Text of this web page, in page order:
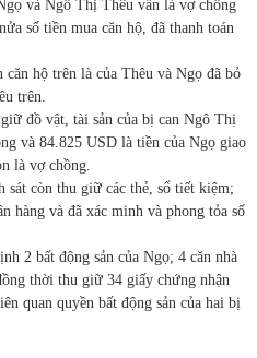
và Ngô Thị Thêu vẫn là vợ chồng
số tiền mua căn hộ, đã thanh toán
hộ trên là của Thêu và Ngọ đã bỏ
trên.
đồ vật, tài sản của bị can Ngô Thị
và 84.825 USD là tiền của Ngọ giao
là vợ chồng.
sát còn thu giữ các thẻ, sổ tiết kiệm;
hàng và đã xác minh và phong tỏa số
2 bất động sản của Ngọ; 4 căn nhà
thời thu giữ 34 giấy chứng nhận
quan quyền bất động sản của hai bị